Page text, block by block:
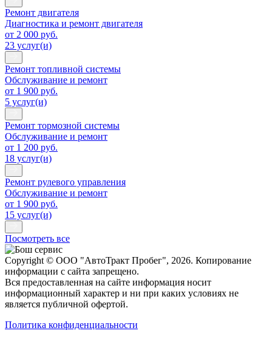
Ремонт двигателя
Диагностика и ремонт двигателя
от 2 000 руб.
23 услуг(и)
Ремонт топливной системы
Обслуживание и ремонт
от 1 900 руб.
5 услуг(и)
Ремонт тормозной системы
Обслуживание и ремонт
от 1 200 руб.
18 услуг(и)
Ремонт рулевого управления
Обслуживание и ремонт
от 1 900 руб.
15 услуг(и)
Посмотреть все
Copyright © ООО "АвтоТракт Пробег", 2026. Копирование
информации с сайта запрещено.
Вся предоставленная на сайте информация носит
информационный характер и ни при каких условиях не
является публичной офертой.
Политика конфиденциальности